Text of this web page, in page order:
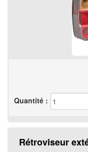
Quantité :
Rétroviseur